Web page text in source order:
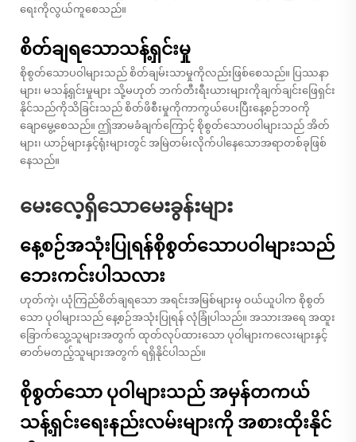
ရေးကိုလွယ်ကူစေသည်။
စိတ်ချရသောသန့်ရှင်းမှု
စိုစွတ်သောပဝါများသည် စိတ်ချမ်းသာမှုကိုလည်းဖြစ်စေသည်။ ပြဿနာ
များ၊ မသန့်ရှင်းမှုများ သို့မဟုတ် ဘက်တီးရီးယားများကိုချက်ချင်းဖြေရှင်း
နိုင်သည်ကိုသိခြင်းသည် စိတ်ဖိစီးမှုကိုကာကွယ်ပေးပြီးနေ့စဉ်ဘဝကို
ချောမွေ့စေသည်။ ဤအာမခံချက်ကြောင့် စိုစွတ်သောပဝါများသည် အိတ်
များ၊ ယာဉ်များနှင့်ရုံးများတွင် အမြဲတမ်းလိုက်ပါနေသောအရာတစ်ခုဖြစ်
နေသည်။
မေးလေ့ရှိသောမေးခွန်းများ
နေ့စဉ်အသုံးပြုရန်စိုစွတ်သောပဝါများသည်
ဘေးကင်းပါသလား
ဟုတ်ကဲ့၊ ယုံကြည်စိတ်ချရသော အရင်းအမြစ်များမှ ဝယ်ယူပါက စိုစွတ်
သော ပုဝါများသည် နေ့စဉ်အသုံးပြုရန် လုံခြုံပါသည်။ အသားအရေ အထူး
ခြောက်သွေ့သူများအတွက် ထုတ်လုပ်ထားသော ပုဝါများကလေးများနှင့်
ဓာတ်မတည့်သူများအတွက် ရရှိနိုင်ပါသည်။
စိုစွတ်သော ပုဝါများသည် အမှန်တကယ်
သန့်ရှင်းရေးနည်းလမ်းများကို အစားထိုးနိုင်